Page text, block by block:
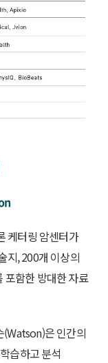
케터링 암센터가
지, 200개 이상의
포함한 방대한 자료
은 인간의
습하고 분석